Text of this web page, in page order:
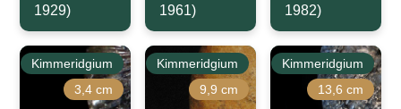
1929)
1961)
1982)
Kimmeridgium
3,4 cm
Kimmeridgium
9,9 cm
Kimmeridgium
13,6 cm